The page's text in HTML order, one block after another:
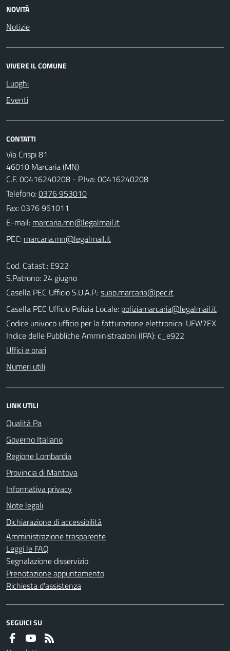
NOVITÀ
Notizie
VIVERE IL COMUNE
Luoghi
Eventi
CONTATTI
Via Crispi 81
46010 Marcaria (MN)
C.F. 00416240208 - P.Iva: 00416240208
Telefono:0376 953010
Fax: 0376 951011
E-mail:
PEC:
Cod. Catast.: E922
S.Patrono: 24 giugno
Casella PEC Ufficio S.U.A.P.:suap.marcaria@pec.it
Casella PEC Ufficio Polizia Locale: poliziamarcaria@legalmail.it
Codice univoco ufficio per la fatturazione elettronica: UFW7EX
Indice delle Pubbliche Amministrazioni (IPA): c_e922
Uffici e orari
Numeri utili
LINK UTILI
Qualità Pa
Governo Italiano
Regione Lombardia
Provincia di Mantova
Informativa privacy
Note legali
Dichiarazione di accessibilità
Amministrazione trasparente
Leggi le FAQ
Segnalazione disservizio
Prenotazione appuntamento
Richiesta d'assistenza
SEGUICI SU